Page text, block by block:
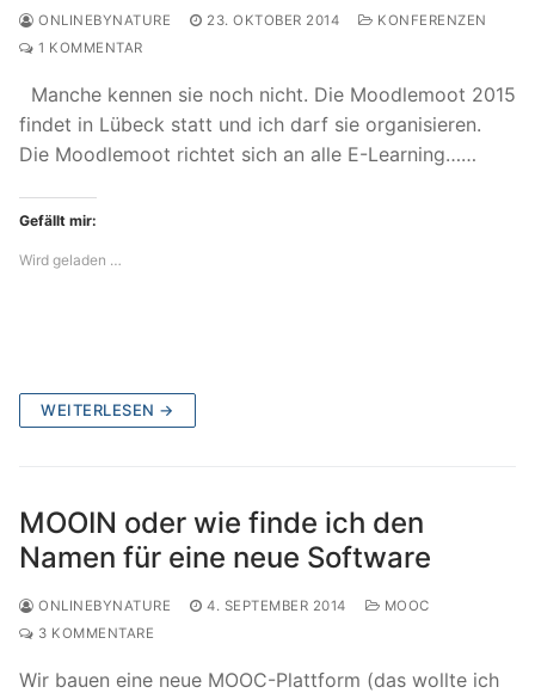
ONLINEBYNATURE 23. OKTOBER 2014
KONFERENZEN
1 KOMMENTAR
Manche kennen sie noch nicht. Die Moodlemoot 2015
findet in Lübeck statt und ich darf sie organisieren.
Die Moodlemoot richtet sich an alle E-Learning……
Gefällt mir:
Wird geladen …
WEITERLESEN →
MOOIN oder wie finde ich den
Namen für eine neue Software
ONLINEBYNATURE 4. SEPTEMBER 2014
MOOC
3 KOMMENTARE
Wir bauen eine neue MOOC-Plattform (das wollte ich